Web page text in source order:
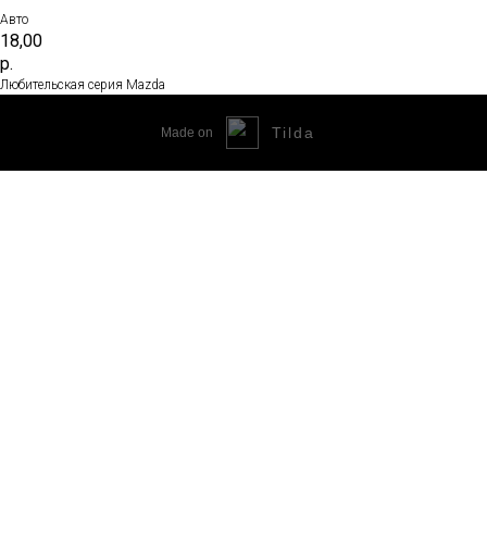
Авто
18,00
р.
Любительская серия Mazda
Made on Tilda